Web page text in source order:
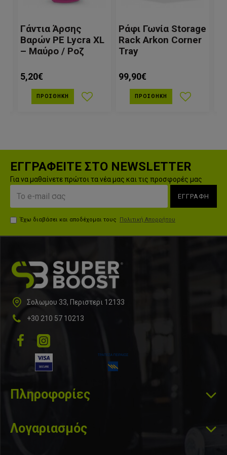
Γάντια Άρσης
Βαρών PE Lycra XL
– Μαύρο / Ροζ
5,20€
ΠΡΟΣΘΉΚΗ
Ράφι Γωνία Storage
Rack Arkon Corner
Tray
99,90€
ΠΡΟΣΘΉΚΗ
ΕΓΓΡΑΦΕΙΤΕ ΣΤΟ NEWSLETTER
Για να μαθαίνετε πρώτοι τα νέα μας και τις προσφορές μας
ΕΓΓΡΑΦΗ
Έχω διαβάσει και αποδέχομαι τους Πολιτική Απορρήτου
Σολωμου 33, Περιστερι 12133
+30 210 57 10213
Πληροφορίες
Λογαριασμός